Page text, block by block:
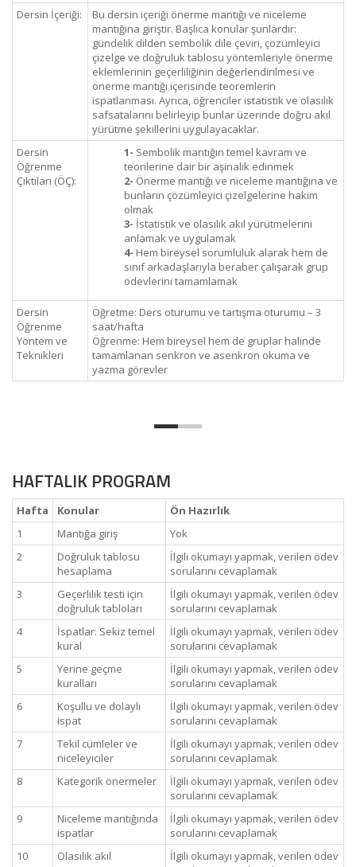
Dersin İçeriği:
Bu dersin içeriği önerme mantığı ve niceleme
mantığına giriştir. Başlıca konular şunlardır:
gündelik dilden sembolik dile çeviri, çözümleyici
çizelge ve doğruluk tablosu yöntemleriyle önerme
eklemlerinin geçerliliğinin değerlendirilmesi ve
önerme mantığı içerisinde teoremlerin
ispatlanması. Ayrıca, öğrenciler istatistik ve olasılık
safsatalarını belirleyip bunlar üzerinde doğru akıl
yürütme şekillerini uygulayacaklar.
Dersin
Öğrenme
Çıktıları (ÖÇ):
1- Sembolik mantığın temel kavram ve
teorilerine dair bir aşinalık edinmek
2- Önerme mantığı ve niceleme mantığına ve
bunların çözümleyici çizelgelerine hakim
olmak
3- İstatistik ve olasılık akıl yürütmelerini
anlamak ve uygulamak
4- Hem bireysel sorumluluk alarak hem de
sınıf arkadaşlarıyla beraber çalışarak grup
ödevlerini tamamlamak
Dersin
Öğrenme
Yöntem ve
Teknikleri
Öğretme: Ders oturumu ve tartışma oturumu – 3
saat/hafta
Öğrenme: Hem bireysel hem de gruplar halinde
tamamlanan senkron ve asenkron okuma ve
yazma görevler
HAFTALIK PROGRAM
Hafta Konular
Ön Hazırlık
1
Mantığa giriş
Yok
2
Doğruluk tablosu
hesaplama
İlgili okumayı yapmak, verilen ödev
sorularını cevaplamak
3
Geçerlilik testi için
doğruluk tabloları
İlgili okumayı yapmak, verilen ödev
sorularını cevaplamak
4
İspatlar: Sekiz temel
kural
İlgili okumayı yapmak, verilen ödev
sorularını cevaplamak
5
Yerine geçme
kuralları
İlgili okumayı yapmak, verilen ödev
sorularını cevaplamak
6
Koşullu ve dolaylı
ispat
İlgili okumayı yapmak, verilen ödev
sorularını cevaplamak
7
Tekil cümleler ve
niceleyiciler
İlgili okumayı yapmak, verilen ödev
sorularını cevaplamak
8
Kategorik önermeler
İlgili okumayı yapmak, verilen ödev
sorularını cevaplamak
9
Niceleme mantığında
ispatlar
İlgili okumayı yapmak, verilen ödev
sorularını cevaplamak
10
Olasılık akıl
İlgili okumayı yapmak, verilen ödev